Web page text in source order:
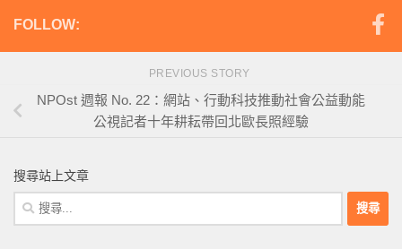
FOLLOW:
PREVIOUS STORY
NPOst 週報 No. 22：網站、行動科技推動社會公益動能
公視記者十年耕耘帶回北歐長照經驗
搜尋站上文章
搜
尋